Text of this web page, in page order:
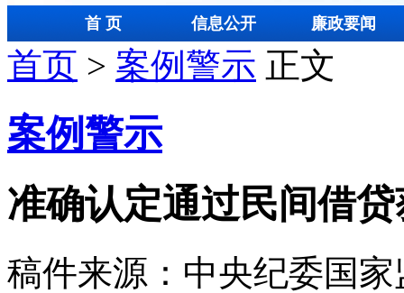
首 页 信息公开 廉政要闻
首页 > 案例警示 正文
案例警示
准确认定通过民间借
稿件来源：中央纪委国